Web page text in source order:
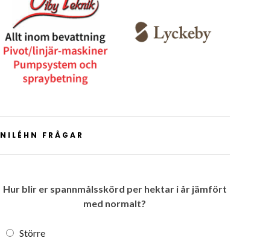
NILÉHN FRÅGAR
Hur blir er spannmålsskörd per hektar i år jämfört
med normalt?
Större